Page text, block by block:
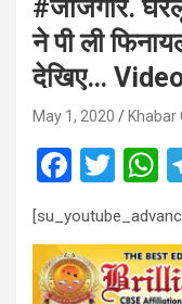
#जांजगीर.
ने पी ली
देखिए…
May 1, 2020 Khabar
F
ce
b
T
wi
tt
er s